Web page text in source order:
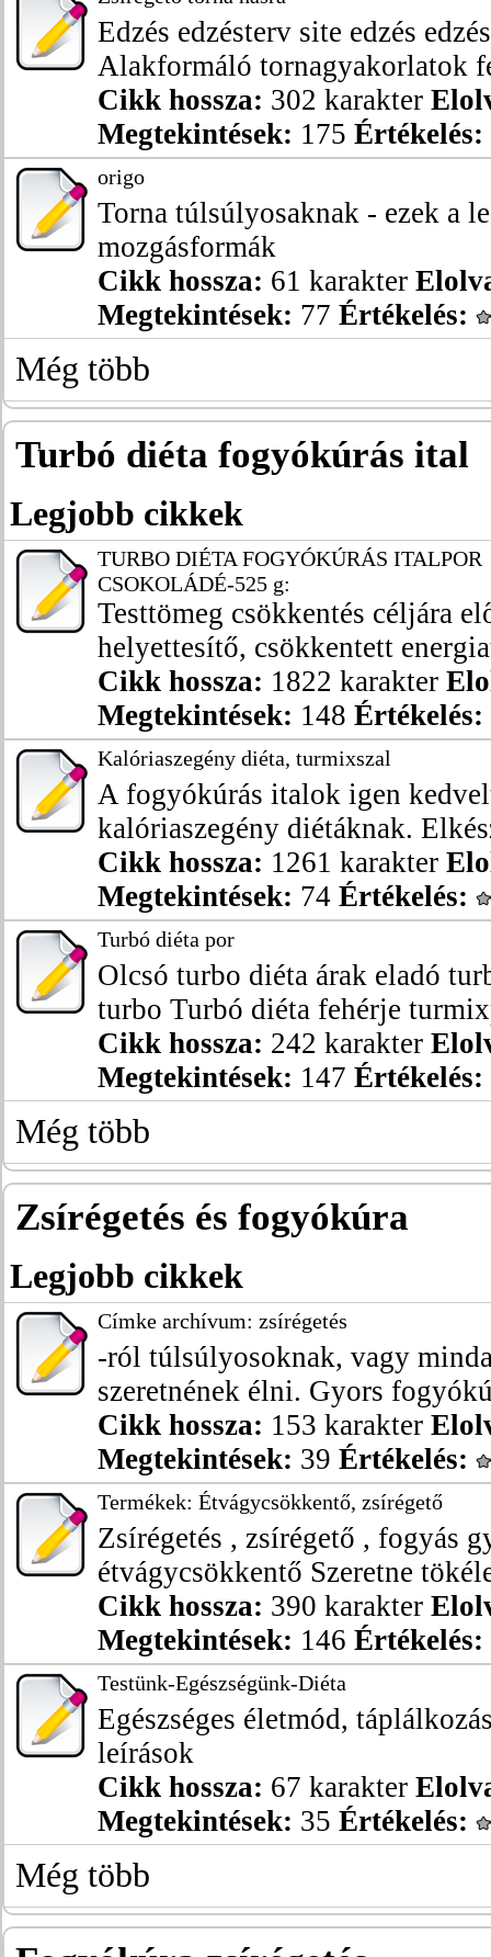
Edzés edzésterv site edzés
Alakformáló tornagyakorlatok
Cikk hossza: 302 karakter
Megtekintések: 175 Értékelés:
origo
Torna túlsúlyosaknak - ezek a
mozgásformák
Cikk hossza: 61 karakter
Megtekintések: 77 Értékelés:
Még több
Turbó diéta fogyókúrás ital
Legjobb cikkek
TURBO DIÉTA FOGYÓKÚRÁS ITALPOR
CSOKOLÁDÉ-525 g:
Testtömeg csökkentés céljára
helyettesítő, csökkentett
Cikk hossza: 1822 karakter
Megtekintések: 148 Értékelés:
Kalóriaszegény diéta, turmixszal
A fogyókúrás italok igen
kalóriaszegény diétáknak.
Cikk hossza: 1261 karakter
Megtekintések: 74 Értékelés:
Turbó diéta por
Olcsó turbo diéta árak eladó
turbo Turbó diéta fehérje
Cikk hossza: 242 karakter
Megtekintések: 147 Értékelés:
Még több
Zsírégetés és fogyókúra
Legjobb cikkek
Címke archívum: zsírégetés
-ról túlsúlyosoknak, vagy
szeretnének élni. Gyors
Cikk hossza: 153 karakter
Megtekintések: 39 Értékelés:
Termékek: Étvágycsökkentő, zsírégető
Zsírégetés , zsírégető , fogyás
étvágycsökkentő Szeretne
Cikk hossza: 390 karakter
Megtekintések: 146 Értékelés:
Testünk-Egészségünk-Diéta
Egészséges életmód,
leírások
Cikk hossza: 67 karakter
Megtekintések: 35 Értékelés:
Még több